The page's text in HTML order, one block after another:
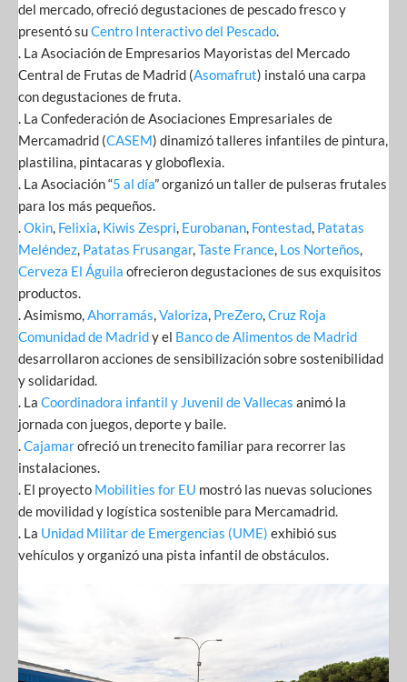
del mercado, ofreció degustaciones de pescado fresco y
presentó suCentro Interactivo del Pescado.
. La Asociación de Empresarios Mayoristas del Mercado
Central de Frutas de Madrid (Asomafrut) instaló una carpa
con degustaciones de fruta.
. La Confederación de Asociaciones Empresariales de
Mercamadrid (CASEM) dinamizó talleres infantiles de pintura,
plastilina, pintacaras y globoflexia.
. La Asociación “5 al día” organizó un taller de pulseras frutales
para los más pequeños.
.Okin, Felixia, Kiwis Zespri, Eurobanan, Fontestad, Patatas
Meléndez, Patatas Frusangar,Taste France, Los Norteños,
Cerveza El Águila ofrecieron degustaciones de sus exquisitos
productos.
. Asimismo,Ahorramás,Valoriza, PreZero,Cruz Roja
Comunidad de Madridy el Banco de Alimentos de Madrid
desarrollaron acciones de sensibilización sobre sostenibilidad
y solidaridad.
. La Coordinadora infantil y Juvenil de Vallecas animó la
jornada con juegos, deporte y baile.
.Cajamarofreció un trenecito familiar para recorrer las
instalaciones.
. El proyecto Mobilities for EU mostró las nuevas soluciones
de movilidad y logística sostenible para Mercamadrid.
. La Unidad Militar de Emergencias (UME) exhibió sus
vehículos y organizó una pista infantil de obstáculos.